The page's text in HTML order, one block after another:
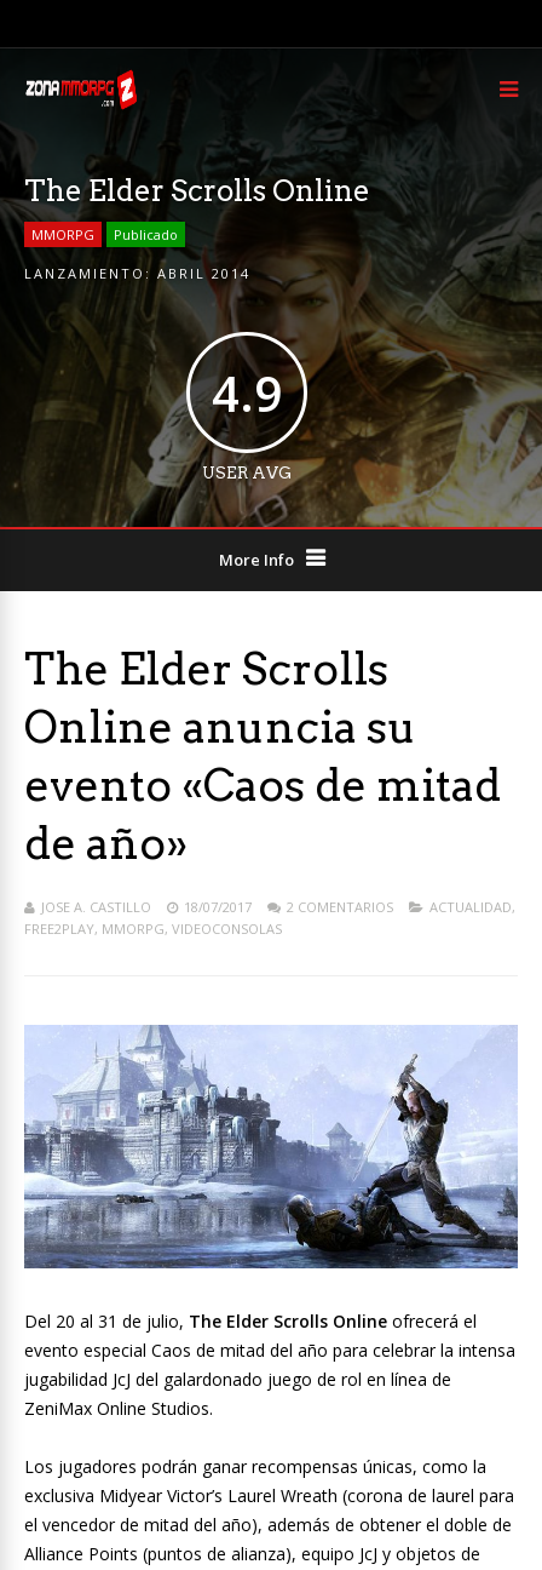
The Elder Scrolls Online
MMORPG Publicado
LANZAMIENTO: ABRIL 2014
4.9
USER AVG
More Info
The Elder Scrolls
Online anuncia su
evento «Caos de mitad
de año»
JOSE A. CASTILLO 18/07/2017 2 COMENTARIOS ACTUALIDAD,
FREE2PLAY, MMORPG, VIDEOCONSOLAS
Del 20 al 31 de julio, The Elder Scrolls Online ofrecerá el
evento especial Caos de mitad del año para celebrar la intensa
jugabilidad JcJ del galardonado juego de rol en línea de
ZeniMax Online Studios.
Los jugadores podrán ganar recompensas únicas, como la
exclusiva Midyear Victor’s Laurel Wreath (corona de laurel para
el vencedor de mitad del año), además de obtener el doble de
Alliance Points (puntos de alianza), equipo JcJ y objetos de